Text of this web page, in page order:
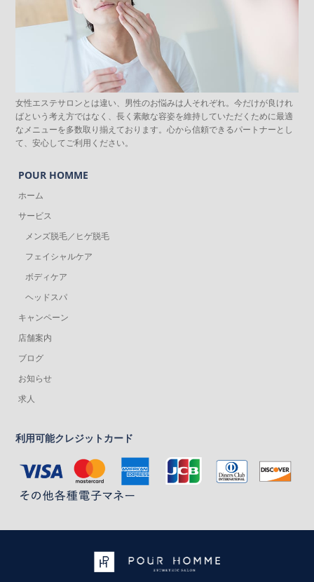
女性エステサロンとは違い、男性のお悩みは人それぞれ。今だけが良けれ
ばという考え方ではなく、長く素敵な容姿を維持していただくために最適
なメニューを多数取り揃えております。心から信頼できるパートナーとし
て、安心してご利用ください。
POUR HOMME
ホーム
サービス
メンズ脱毛／ヒゲ脱毛
フェイシャルケア
ボディケア
ヘッドスパ
キャンペーン
店舗案内
ブログ
お知らせ
求人
利用可能クレジットカード